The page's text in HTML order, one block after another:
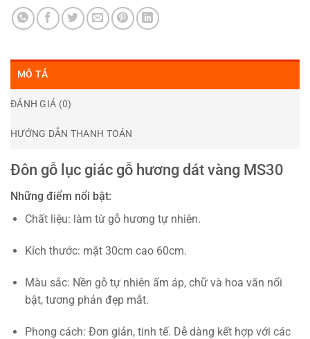
MÔ TẢ
ĐÁNH GIÁ (0)
HƯỚNG DẪN THANH TOÁN
Đôn gỗ lục giác gỗ hương dát vàng MS30
Những điểm nổi bật:
Chất liệu: làm từ gỗ hương tự nhiên.
Kích thước: mặt 30cm cao 60cm.
Màu sắc: Nền gỗ tự nhiên ấm áp, chữ và hoa văn nổi
bật, tương phản đẹp mắt.
Phong cách: Đơn giản, tinh tế. Dễ dàng kết hợp với các